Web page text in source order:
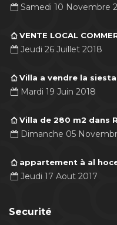
Samedi 10 Novembre
VENTE LOCAL
Jeudi 26 Juillet 2018
Villa a vendre la
Mardi 19 Juin 2018
Villa de 280 m2 dans
Dimanche 05
appartement à al
Jeudi 17 Aout 2017
Securité